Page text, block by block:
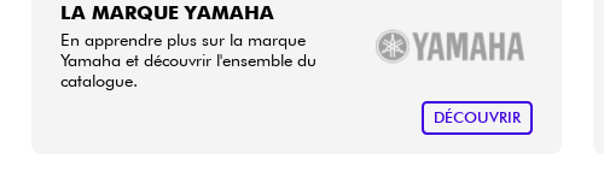
LA MARQUE YAMAHA
En apprendre plus sur la marque
Yamaha et découvrir l'ensemble du
catalogue.
DÉCOUVRIR